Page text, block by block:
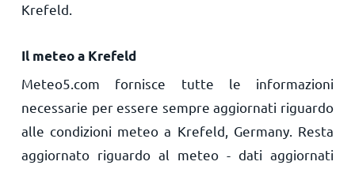
Krefeld.
Il meteo a Krefeld
Meteo5.com fornisce tutte le informazioni
necessarie per essere sempre aggiornati riguardo
alle condizioni meteo a Krefeld, Germany. Resta
aggiornato riguardo al meteo - dati aggiornati